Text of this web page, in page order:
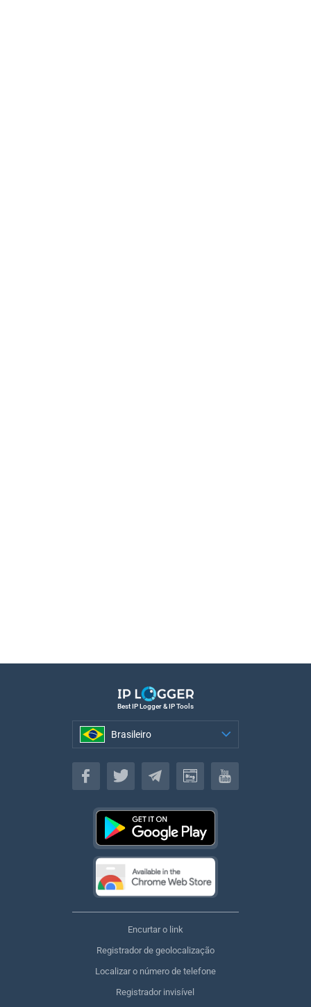
Best IP Logger & IP Tools
Brasileiro
Brasileiro
Encurtar o link
Registrador de geolocalização
Localizar o número de telefone
Registrador invisível